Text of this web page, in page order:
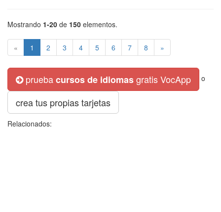
Mostrando 1-20 de 150 elementos.
« 1 2 3 4 5 6 7 8 »
pruebacursos de idiomasgratis VocApp o
crea tus propias tarjetas
Relacionados: